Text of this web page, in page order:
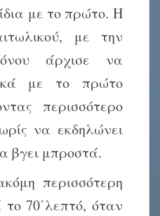
με το πρώτο. Η
με την
άρχισε να
με το πρώτο
περισσότερο
να εκδηλώνει
βγει μπροστά.
περισσότερη
70΄λεπτό, όταν